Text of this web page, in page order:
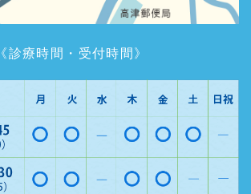
《診療時間・受付時間》